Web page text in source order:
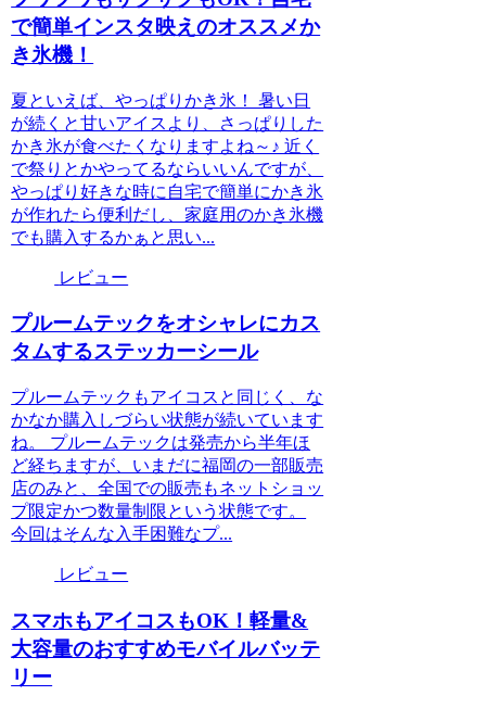
で簡単インスタ映えのオススメか
き氷機！
夏といえば、やっぱりかき氷！ 暑い日
が続くと甘いアイスより、さっぱりした
かき氷が食べたくなりますよね～♪ 近く
で祭りとかやってるならいいんですが、
やっぱり好きな時に自宅で簡単にかき氷
が作れたら便利だし、家庭用のかき氷機
でも購入するかぁと思い...
レビュー
プルームテックをオシャレにカス
タムするステッカーシール
プルームテックもアイコスと同じく、な
かなか購入しづらい状態が続いています
ね。 プルームテックは発売から半年ほ
ど経ちますが、いまだに福岡の一部販売
店のみと、全国での販売もネットショッ
プ限定かつ数量制限という状態です。
今回はそんな入手困難なプ...
レビュー
スマホもアイコスもOK！軽量&
大容量のおすすめモバイルバッテ
リー